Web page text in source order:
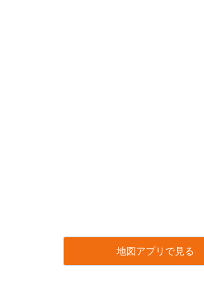
地図アプリで見る